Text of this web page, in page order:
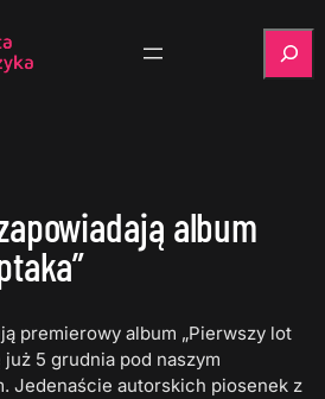
album
premierowy album „Pierwszy lot
już 5 grudnia pod naszym
Jedenaście autorskich piosenek z